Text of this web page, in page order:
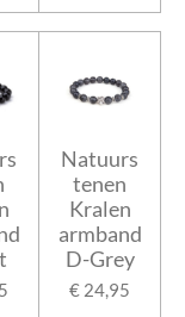
Natuurs
tenen
Kralen
armband
D-Grey
€ 24,95